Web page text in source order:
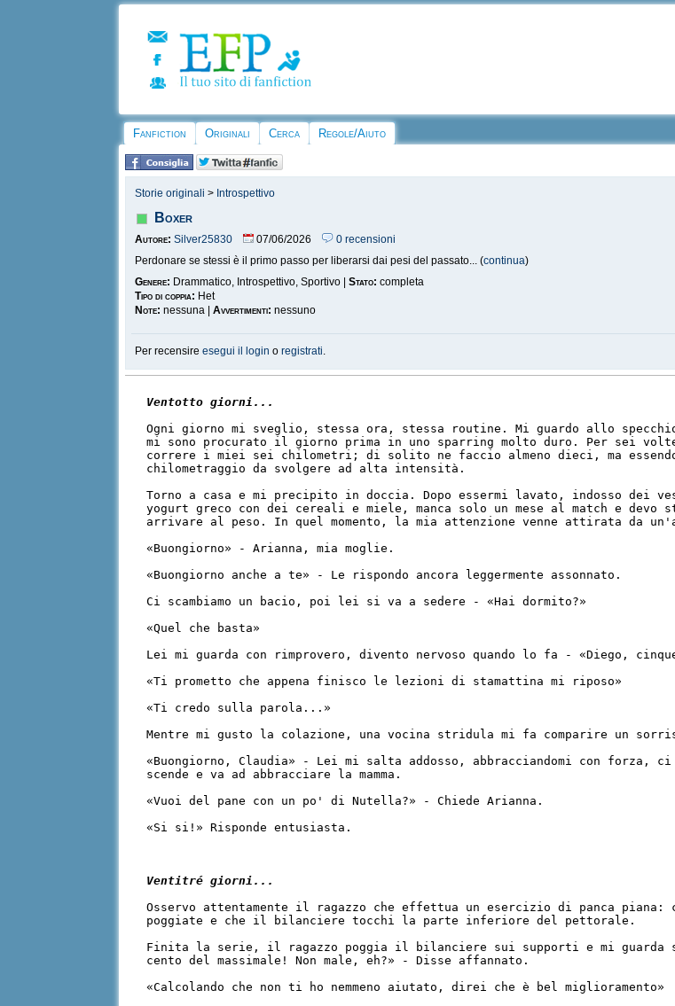
Fanfiction Originali Cerca Regole/Aiuto
Storie originali > Introspettivo
Boxer
Autore: Silver25830 07/06/2026
0 recensioni
Perdonare se stessi è il primo passo per liberarsi dai pesi del passato... (continua)
Genere: Drammatico, Introspettivo, Sportivo |Stato: completa
Tipo di coppia: Het
Note: nessuna |Avvertimenti: nessuno
Per recensireesegui il login oregistrati.
Ventotto giorni...
Ogni giorno mi sveglio, stessa ora, stessa routine. Mi guardo allo
mi sono procurato il giorno prima in uno sparring molto duro. Per sei
correre i miei sei chilometri; di solito ne faccio almeno dieci, ma
chilometraggio da svolgere ad alta intensità.
Torno a casa e mi precipito in doccia. Dopo essermi lavato, indosso dei
yogurt greco con dei cereali e miele, manca solo un mese al match e
arrivare al peso. In quel momento, la mia attenzione venne attirata da
«Buongiorno» - Arianna, mia moglie.
«Buongiorno anche a te» - Le rispondo ancora leggermente assonnato.
Ci scambiamo un bacio, poi lei si va a sedere - «Hai dormito?»
«Quel che basta»
Lei mi guarda con rimprovero, divento nervoso quando lo fa - «Diego,
«Ti prometto che appena finisco le lezioni di stamattina mi riposo»
«Ti credo sulla parola...»
Mentre mi gusto la colazione, una vocina stridula mi fa comparire un
«Buongiorno, Claudia» - Lei mi salta addosso, abbracciandomi con forza,
scende e va ad abbracciare la mamma.
«Vuoi del pane con un po' di Nutella?» - Chiede Arianna.
«Si si!» Risponde entusiasta.
Ventitré giorni...
Osservo attentamente il ragazzo che effettua un esercizio di panca
poggiate e che il bilanciere tocchi la parte inferiore del pettorale.
Finita la serie, il ragazzo poggia il bilanciere sui supporti e mi guarda
cento del massimale! Non male, eh?» - Disse affannato.
«Calcolando che non ti ho nemmeno aiutato, direi che è bel miglioramento»